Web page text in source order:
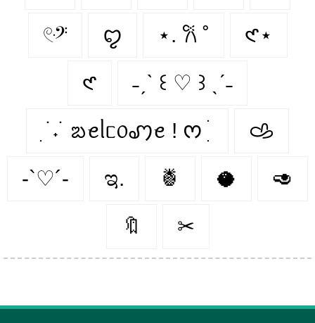
𓏲ּ𝄢 ꨄ︎ ⋆. 𐙚 ˚ 𑣲⋆
𑣲 ˗ˏˋ ꒰ ♡ ꒱ ˎˊ˗
ִ ࣪ ˖ ࣪ ᨰꫀᥣᥴ᥆ꩇꫀ ! ᰔ ִ ׄ 𐚁
-`♡´- ಇ. 🍍 🥥 🥑
🔖 ✂